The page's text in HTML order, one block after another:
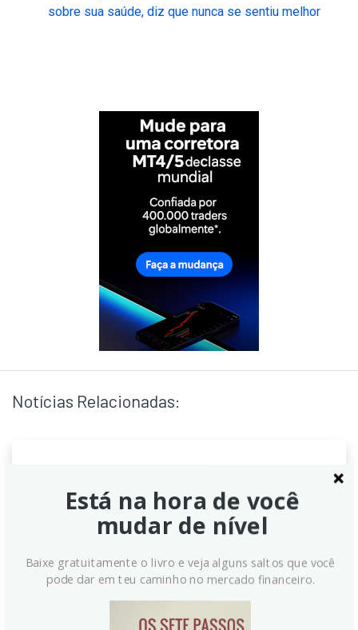
sobre sua saúde, diz que nunca se sentiu melhor
Notícias Relacionadas:
Nobel da Paz
Autoridades norueguesas investigam operações
suspeitas envolvendo a plataforma Polymarket
relacionadas ao anúncio do Nobel da Paz 2025;
gerando debates sobre integridade, lucros
Está na hora de você
mudar de nível
Baixe gratuitamente o livro e veja alguns saltos que você
pode dar em teu caminho no mercado financeiro.